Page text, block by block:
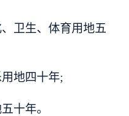
卫生、体育用地五
地四十年;
十年。